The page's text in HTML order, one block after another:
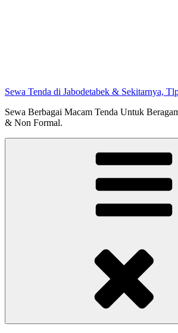
Sewa Tenda di Jabodetabek & Sekitarnya,
Sewa Berbagai Macam Tenda Untuk
& Non Formal.